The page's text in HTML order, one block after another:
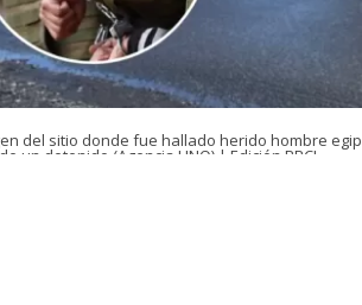
del sitio donde fue hallado herido hombre
un detenido (Agencia UNO) | Edición BBCL